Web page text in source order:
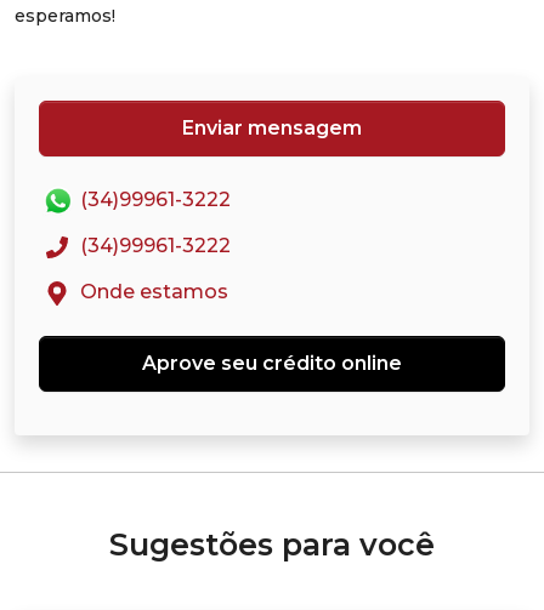
esperamos!
Enviar mensagem
(34)99961-3222
(34)99961-3222
Onde estamos
Aprove seu crédito online
Sugestões para você